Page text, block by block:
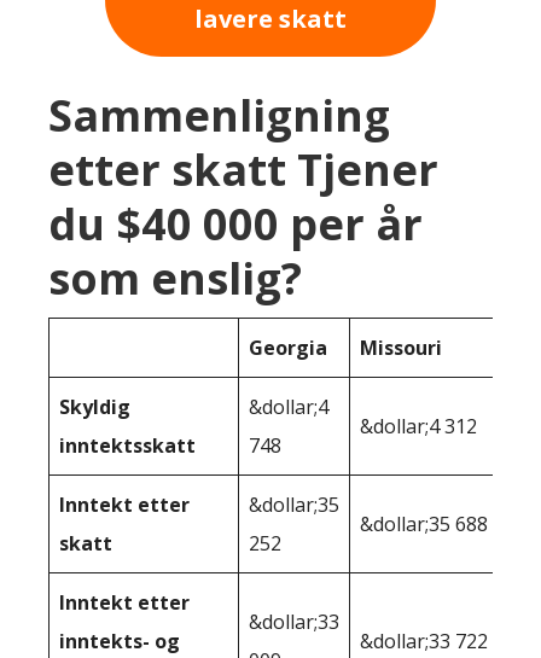
lavere skatt
Sammenligning
etter skatt Tjener
du $40 000 per år
som enslig?
Georgia Missouri
Skyldig
inntektsskatt
&dollar;4
748
&dollar;4 312
Inntekt etter
skatt
&dollar;35
252
&dollar;35 688
Inntekt etter
inntekts- og
&dollar;33
&dollar;33 722